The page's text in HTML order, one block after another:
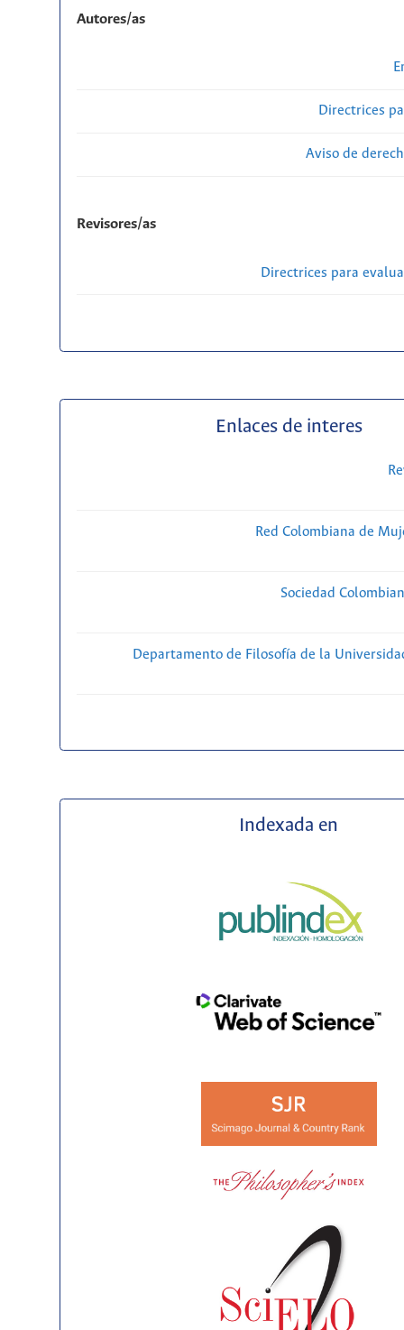
Autores/as
Directrices
Aviso de
Revisores/as
Directrices para
Enlaces de interes
Red Colombiana de
Sociedad
Departamento de Filosofía de la
Indexada en